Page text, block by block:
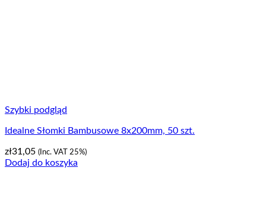
Szybki podgląd
Idealne Słomki Bambusowe 8x200mm, 50 szt.
zł31,05 (Inc. VAT 25%)
Dodaj do koszyka